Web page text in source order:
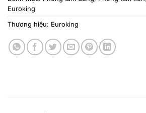
Euroking
Thương hiệu: Euroking